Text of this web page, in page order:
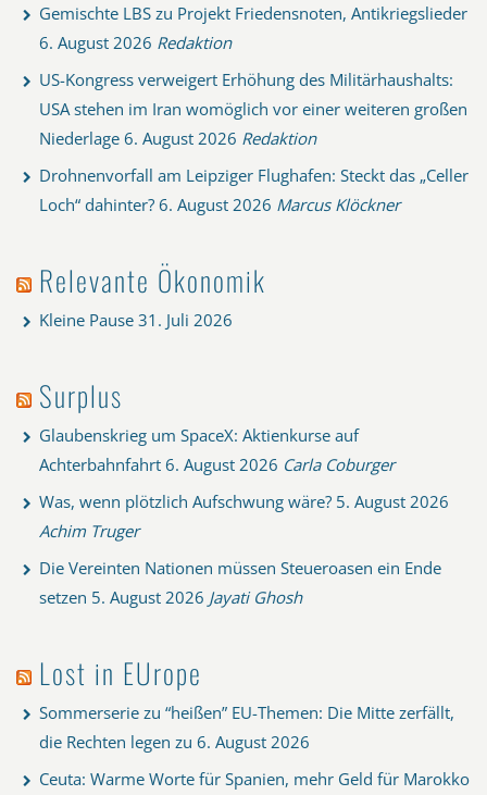
Gemischte LBS zu Projekt Friedensnoten, Antikriegslieder
6. August 2026 Redaktion
US-Kongress verweigert Erhöhung des Militärhaushalts:
USA stehen im Iran womöglich vor einer weiteren großen
Niederlage 6. August 2026 Redaktion
Drohnenvorfall am Leipziger Flughafen: Steckt das „Celler
Loch“ dahinter? 6. August 2026 Marcus Klöckner
Relevante Ökonomik
Kleine Pause 31. Juli 2026
Surplus
Glaubenskrieg um SpaceX: Aktienkurse auf
Achterbahnfahrt 6. August 2026 Carla Coburger
Was, wenn plötzlich Aufschwung wäre? 5. August 2026
Achim Truger
Die Vereinten Nationen müssen Steueroasen ein Ende
setzen 5. August 2026 Jayati Ghosh
Lost in EUrope
Sommerserie zu “heißen” EU-Themen: Die Mitte zerfällt,
die Rechten legen zu 6. August 2026
Ceuta: Warme Worte für Spanien, mehr Geld für Marokko